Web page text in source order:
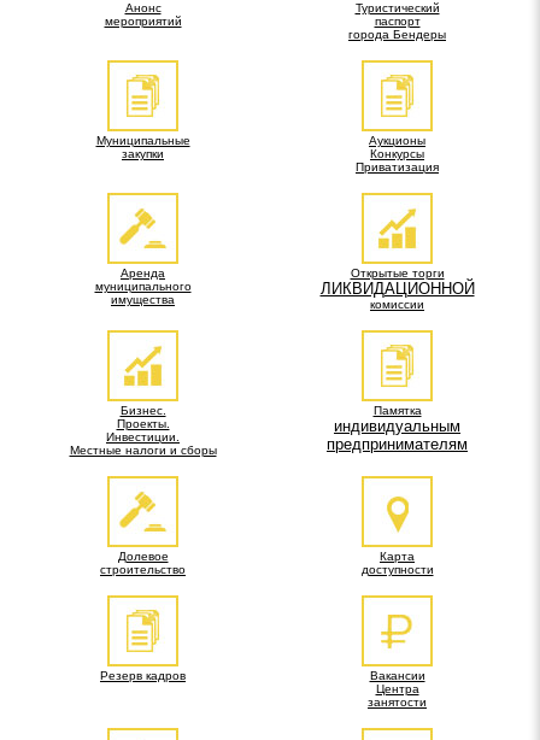
Анонс
мероприятий
Туристический
паспорт
города Бендеры
Муниципальные
закупки
Аукционы
Конкурсы
Приватизация
Аренда
муниципального
имущества
Открытые торги
ЛИКВИДАЦИОННОЙ
комиссии
Бизнес.
Проекты.
Инвестиции.
Местные налоги и сборы
Памятка
индивидуальным
предпринимателям
Долевое
строительство
Карта
доступности
Резерв кадров
Вакансии
Центра
занятости